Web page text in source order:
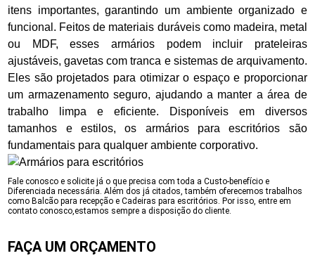
itens importantes, garantindo um ambiente organizado e
funcional. Feitos de materiais duráveis como madeira, metal
ou MDF, esses armários podem incluir prateleiras
ajustáveis, gavetas com tranca e sistemas de arquivamento.
Eles são projetados para otimizar o espaço e proporcionar
um armazenamento seguro, ajudando a manter a área de
trabalho limpa e eficiente. Disponíveis em diversos
tamanhos e estilos, os armários para escritórios são
fundamentais para qualquer ambiente corporativo.
Fale conosco e solicite já o que precisa com toda a Custo-benefício e
Diferenciada necessária. Além dos já citados, também oferecemos trabalhos
como Balcão para recepção e Cadeiras para escritórios. Por isso, entre em
contato conosco,estamos sempre a disposição do cliente.
FAÇA UM ORÇAMENTO